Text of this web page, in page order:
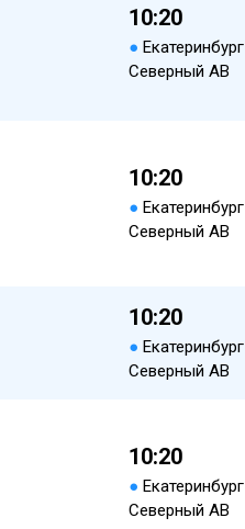
10:20
● Екатеринбург
Северный АВ
10:20
● Екатеринбург
Северный АВ
10:20
● Екатеринбург
Северный АВ
10:20
● Екатеринбург
Северный АВ